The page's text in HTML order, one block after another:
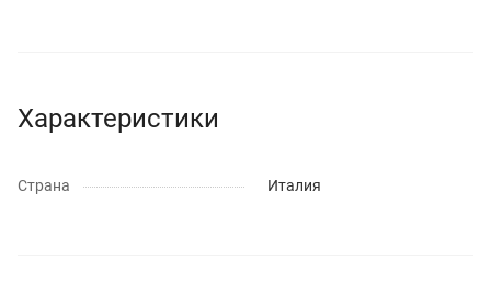
Характеристики
Страна Италия